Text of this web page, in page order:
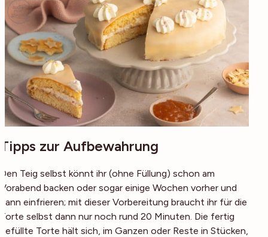
Tipps zur Aufbewahrung
Den Teig selbst könnt ihr (ohne Füllung) schon am
Vorabend backen oder sogar einige Wochen vorher und
dann einfrieren; mit dieser Vorbereitung braucht ihr für die
Torte selbst dann nur noch rund 20 Minuten. Die fertig
gefüllte Torte hält sich, im Ganzen oder Reste in Stücken,